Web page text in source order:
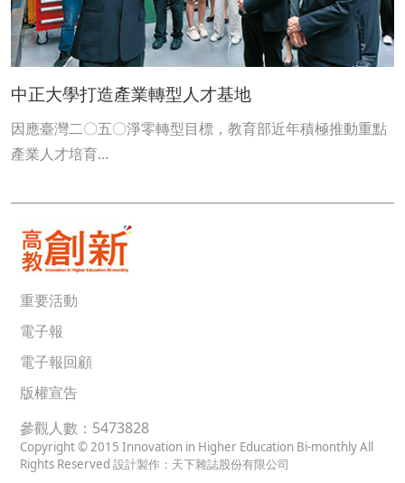
中正大學打造產業轉型人才基地
因應臺灣二〇五〇淨零轉型目標，教育部近年積極推動重點
產業人才培育...
重要活動
電子報
電子報回顧
版權宣告
參觀人數：5473828
Copyright © 2015 Innovation in Higher Education Bi-monthly All
Rights Reserved 設計製作：天下雜誌股份有限公司